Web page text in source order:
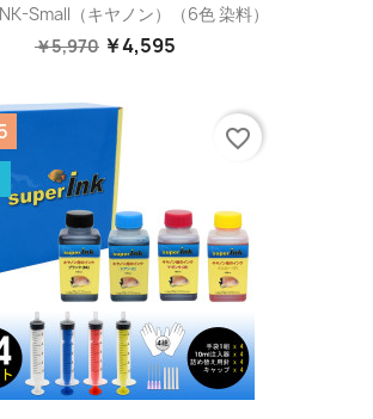
Small（キヤノン）（6色 染料）
￥5,970 ￥4,595
favorite_border